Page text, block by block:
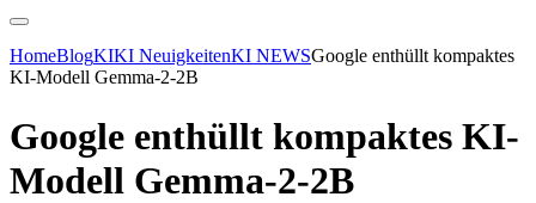
HomeBlogKIKI NeuigkeitenKI NEWSGoogle enthüllt kompaktes
KI-Modell Gemma-2-2B
Google enthüllt kompaktes KI-
Modell Gemma-2-2B